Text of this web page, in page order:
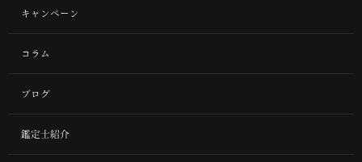
キャンペーン
コラム
ブログ
鑑定士紹介